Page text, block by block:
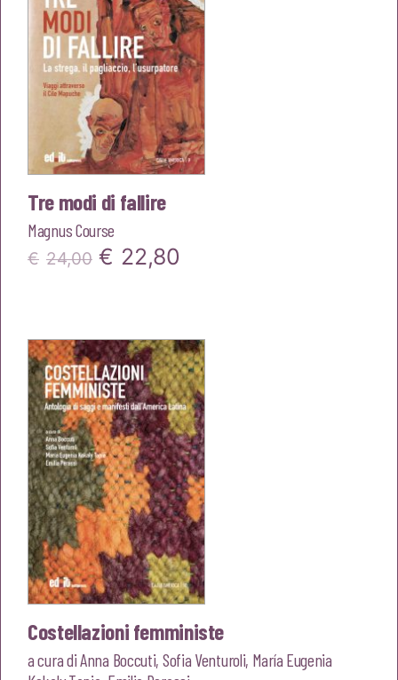
Tre modi di fallire
Magnus Course
€ 24,00 Il
era:
€24,00.
€ 22,80
è:
€22,80.
Costellazioni femministe
a cura diAnna Boccuti, Sofia Venturoli, María Eugenia